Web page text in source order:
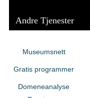
Andre Tjenester
Museumsnett
Gratis programmer
Domeneanalyse